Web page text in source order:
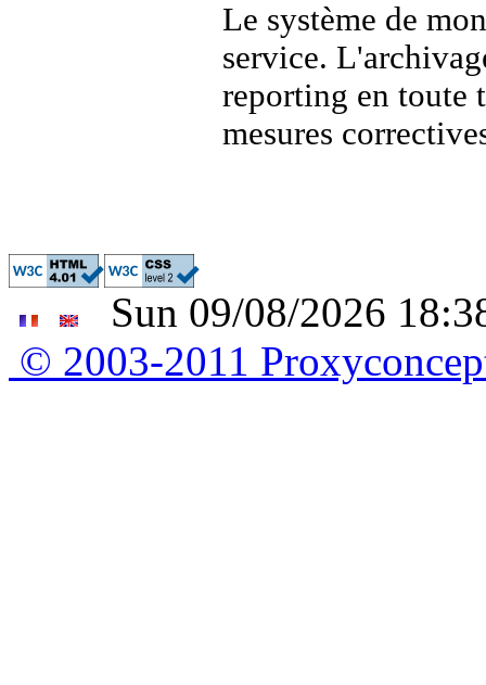
Le système de
service.
reporting en toute
mesures
Sun 09/08/2026
© 2003-2011